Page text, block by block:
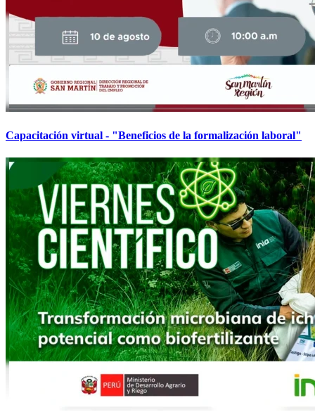
Capacitación virtual - "Beneficios de la formalización laboral"